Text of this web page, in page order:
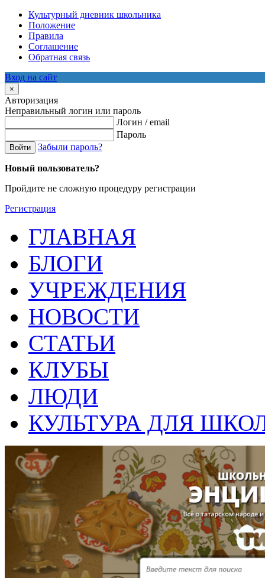
Культурный дневник школьника
Положение
Правила
Соглашение
Обратная связь
Вход на сайт
×
Авторизация
Неправильный логин или пароль
Логин / email
Пароль
Войти Забыли пароль?
Новый пользователь?
Пройдите не сложную процедуру регистрации
Регистрация
ГЛАВНАЯ
БЛОГИ
УЧРЕЖДЕНИЯ
НОВОСТИ
СТАТЬИ
КЛУБЫ
ЛЮДИ
КУЛЬТУРА ДЛЯ